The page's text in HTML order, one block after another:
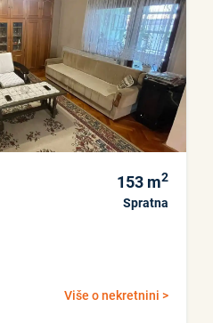
153 m2
Spratna
Više o nekretnini >